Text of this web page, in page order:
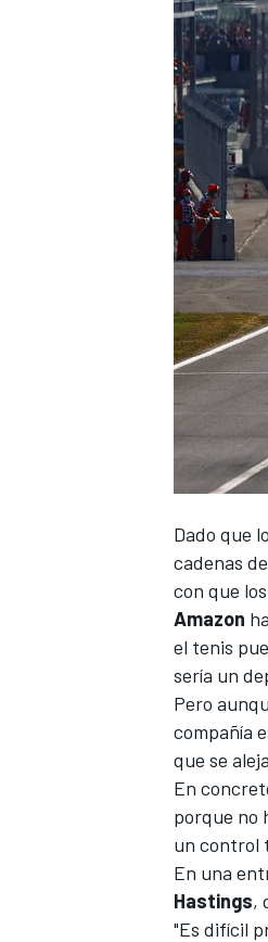
WEC
Dado que
cadenas
con que
Amazon
el tenis
sería un
Pero
compañía
que se
En
porque no
un control
En una
Hastings,
"Es difícil